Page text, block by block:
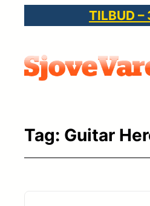
indhold
TILBUD –
Tag: Guitar